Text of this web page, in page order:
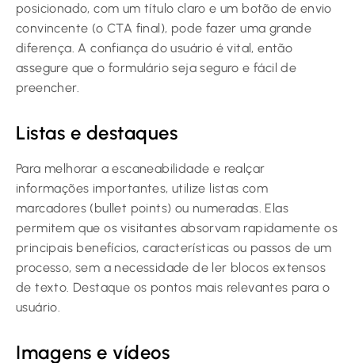
posicionado, com um título claro e um botão de envio
convincente (o CTA final), pode fazer uma grande
diferença. A confiança do usuário é vital, então
assegure que o formulário seja seguro e fácil de
preencher.
Listas e destaques
Para melhorar a escaneabilidade e realçar
informações importantes, utilize listas com
marcadores (bullet points) ou numeradas. Elas
permitem que os visitantes absorvam rapidamente os
principais benefícios, características ou passos de um
processo, sem a necessidade de ler blocos extensos
de texto. Destaque os pontos mais relevantes para o
usuário.
Imagens e vídeos